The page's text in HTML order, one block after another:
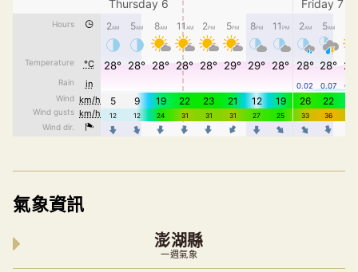
氣象資訊
澎湖縣
一週氣象